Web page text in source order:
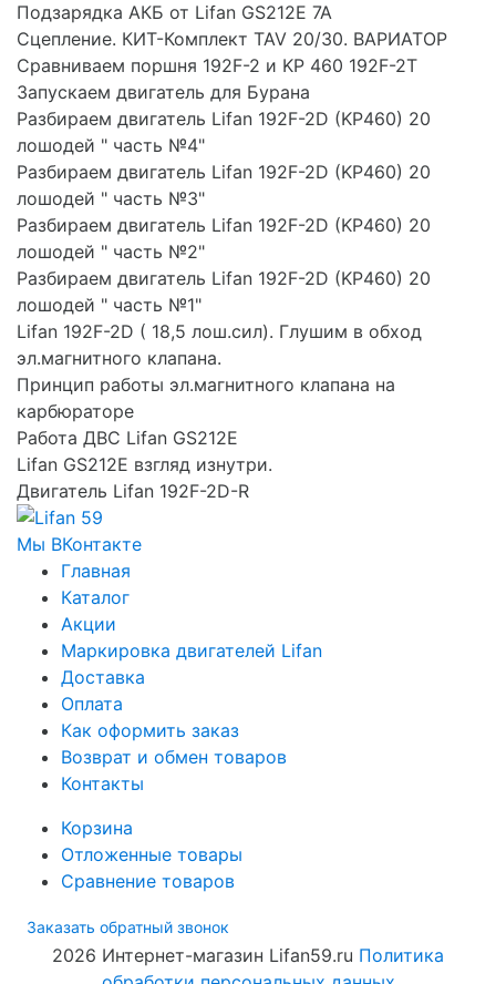
Подзарядка АКБ от Lifan GS212E 7A
Сцепление. КИТ-Комплект TAV 20/30. ВАРИАТОР
Сравниваем поршня 192F-2 и KP 460 192F-2T
Запускаем двигатель для Бурана
Разбираем двигатель Lifan 192F-2D (KP460) 20
лошодей " часть №4"
Разбираем двигатель Lifan 192F-2D (KP460) 20
лошодей " часть №3"
Разбираем двигатель Lifan 192F-2D (KP460) 20
лошодей " часть №2"
Разбираем двигатель Lifan 192F-2D (KP460) 20
лошодей " часть №1"
Lifan 192F-2D ( 18,5 лош.сил). Глушим в обход
эл.магнитного клапана.
Принцип работы эл.магнитного клапана на
карбюраторе
Работа ДВС Lifan GS212E
Lifan GS212E взгляд изнутри.
Двигатель Lifan 192F-2D-R
Мы ВКонтакте
Главная
Каталог
Акции
Маркировка двигателей Lifan
Доставка
Оплата
Как оформить заказ
Возврат и обмен товаров
Контакты
Корзина
Отложенные товары
Сравнение товаров
Заказать обратный звонок
2026 Интернет-магазин Lifan59.ru Политика